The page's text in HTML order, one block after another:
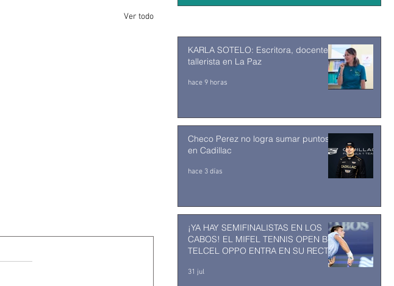
Ver todo
KARLA SOTELO: Escritora, docente y
tallerista en La Paz
hace 9 horas
Checo Perez no logra sumar puntos
en Cadillac
hace 3 días
¡YA HAY SEMIFINALISTAS EN LOS
CABOS! EL MIFEL TENNIS OPEN BY
TELCEL OPPO ENTRA EN SU RECTA
31 jul